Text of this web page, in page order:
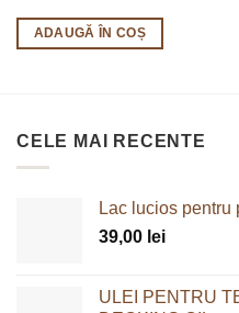
ADAUGĂ ÎN COȘ
CELE MAI RECENTE
Lac lucios pentru
39,00 lei
ULEI PENTRU